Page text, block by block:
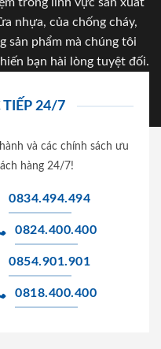
trong lĩnh vực sản xuất
nhựa, của chống cháy,
sản phẩm mà chúng tôi
bạn hài lòng tuyệt đối.
24/7
và các chính sách ưu
hàng 24/7!
0834.494.494
0824.400.400
0854.901.901
0818.400.400